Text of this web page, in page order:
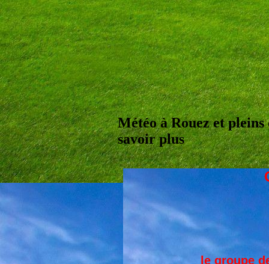
Météo à Rouez et
savoir plus
le groupe